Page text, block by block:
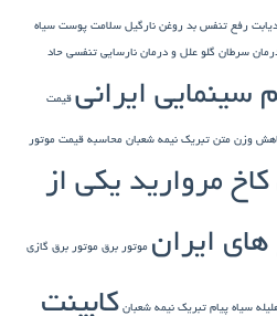
رفع تنفس بد روغن نارگیل سلامت پوست سیاه
سرطان گلو علل و درمان نارسایی تنفسی حاد
سینمایی ایرانی قیمت
وزن متن تبریک نیمه شعبان محاسبه قیمت موتور
مروارید یکی از
ایران موتور برق موتور برق گازی
سیاه پیام تبریک نیمه شعبان کابینت